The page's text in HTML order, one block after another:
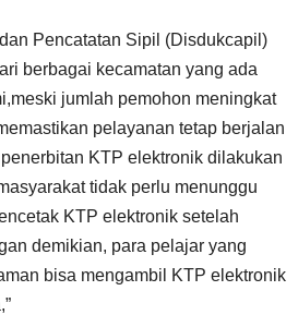
Pencatatan Sipil (Disdukcapil)
berbagai kecamatan yang ada
jumlah pemohon meningkat
pelayanan tetap berjalan
KTP elektronik dilakukan
tidak perlu menunggu
KTP elektronik setelah
demikian, para pelajar yang
bisa mengambil KTP elektronik